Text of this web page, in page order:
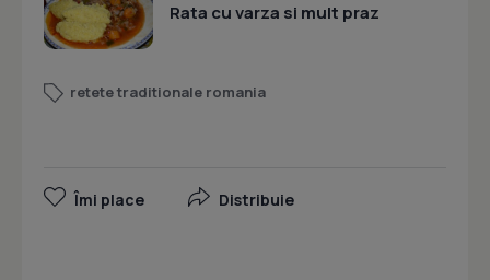
Rata cu varza si mult praz
retete traditionale romania
Îmi place Distribuie